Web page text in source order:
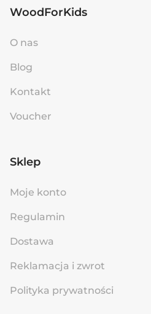
WoodForKids
O nas
Blog
Kontakt
Voucher
Sklep
Moje konto
Regulamin
Dostawa
Reklamacja i zwrot
Polityka prywatności